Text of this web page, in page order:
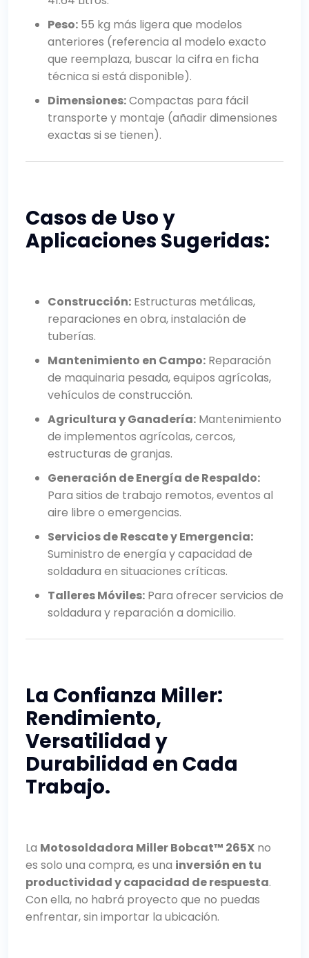
Peso: 55 kg más ligera que modelos
anteriores (referencia al modelo exacto
que reemplaza, buscar la cifra en ficha
técnica si está disponible).
Dimensiones:Compactas para fácil
transporte y montaje (añadir dimensiones
exactas si se tienen).
Casos de Uso y
Aplicaciones Sugeridas:
Construcción: Estructuras metálicas,
reparaciones en obra, instalación de
tuberías.
Mantenimiento en Campo: Reparación
de maquinaria pesada, equipos agrícolas,
vehículos de construcción.
Agricultura y Ganadería: Mantenimiento
de implementos agrícolas, cercos,
estructuras de granjas.
Generación de Energía de Respaldo:
Para sitios de trabajo remotos, eventos al
aire libre o emergencias.
Servicios de Rescate y Emergencia:
Suministro de energía y capacidad de
soldadura en situaciones críticas.
Talleres Móviles: Para ofrecer servicios de
soldadura y reparación a domicilio.
La Confianza Miller:
Rendimiento,
Versatilidad y
Durabilidad en Cada
Trabajo.
La Motosoldadora Miller Bobcat™ 265X no
es solo una compra, es una inversión en tu
productividad y capacidad de respuesta.
Con ella, no habrá proyecto que no puedas
enfrentar, sin importar la ubicación.